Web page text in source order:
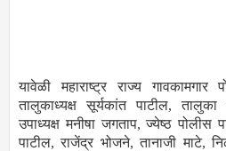
यावेळी महाराष्ट्र राज्य गावकामगार
तालुकाध्यक्ष सूर्यकांत पाटील,
उपाध्यक्ष मनीषा जगताप, ज्येष्ठ
पाटील, राजेंद्र भोजने, तानाजी माटे,